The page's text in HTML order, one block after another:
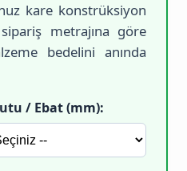
kare konstrüksiyon
metrajına göre
bedelini anında
/ Ebat (mm):